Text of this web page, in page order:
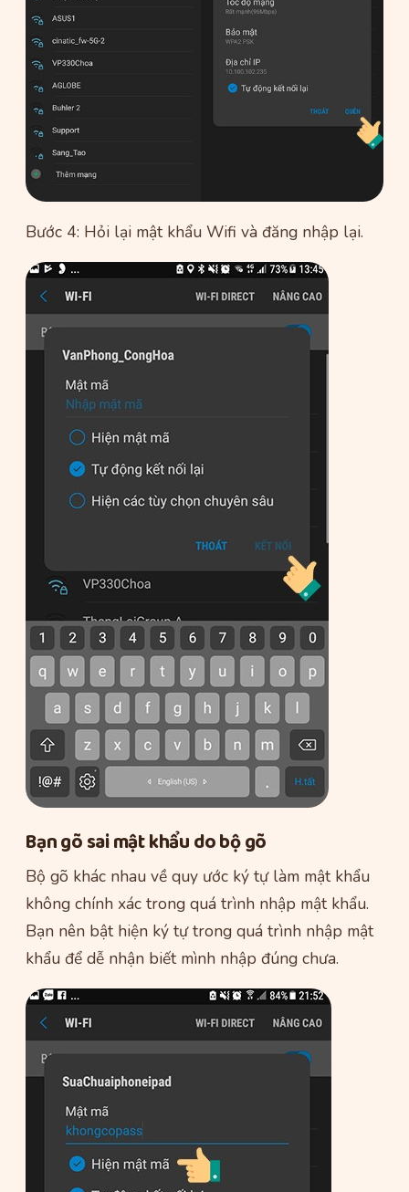
Bước 4: Hỏi lại mật khẩu Wifi và đăng nhập lại.
Bạn gõ sai mật khẩu do bộ gõ
Bộ gõ khác nhau về quy ước ký tự làm mật khẩu
không chính xác trong quá trình nhập mật khẩu.
Bạn nên bật hiện ký tự trong quá trình nhập mật
khẩu để dễ nhận biết mình nhập đúng chưa.